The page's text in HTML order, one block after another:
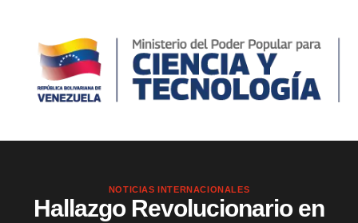
NOTICIAS INTERNACIONALES
Hallazgo Revolucionario en